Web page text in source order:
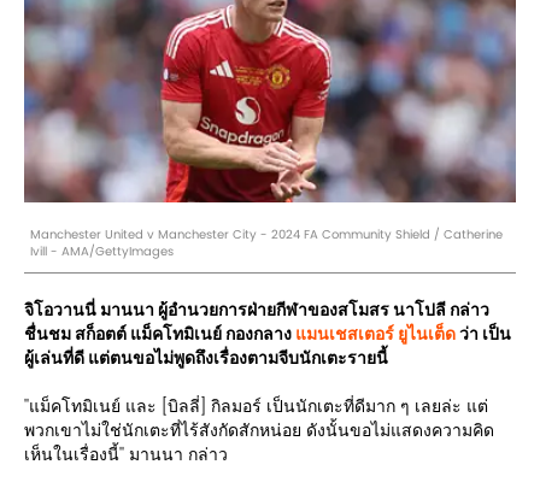
Manchester United v Manchester City - 2024 FA Community Shield / Catherine
Ivill - AMA/GettyImages
จิโอวานนี่ มานนา ผู้อำนวยการฝ่ายกีฬาของสโมสร นาโปลี กล่าว
ชื่นชม สก็อตต์ แม็คโทมิเนย์ กองกลาง แมนเชสเตอร์ ยูไนเต็ดว่า เป็น
ผู้เล่นที่ดี แต่ตนขอไม่พูดถึงเรื่องตามจีบนักเตะรายนี้
''แม็คโทมิเนย์ และ [บิลลี่] กิลมอร์ เป็นนักเตะที่ดีมาก ๆ เลยล่ะ แต่
พวกเขาไม่ใช่นักเตะที่ไร้สังกัดสักหน่อย ดังนั้นขอไม่แสดงความคิด
เห็นในเรื่องนี้'' มานนา กล่าว